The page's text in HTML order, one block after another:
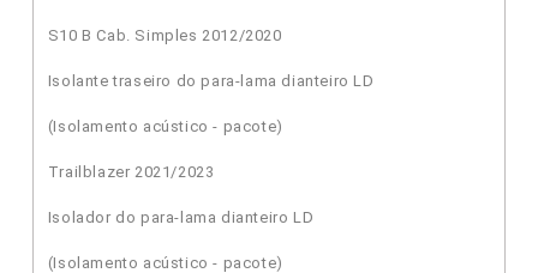
S10 B Cab. Simples 2012/2020
Isolante traseiro do para-lama dianteiro LD
(Isolamento acústico - pacote)
Trailblazer 2021/2023
Isolador do para-lama dianteiro LD
(Isolamento acústico - pacote)